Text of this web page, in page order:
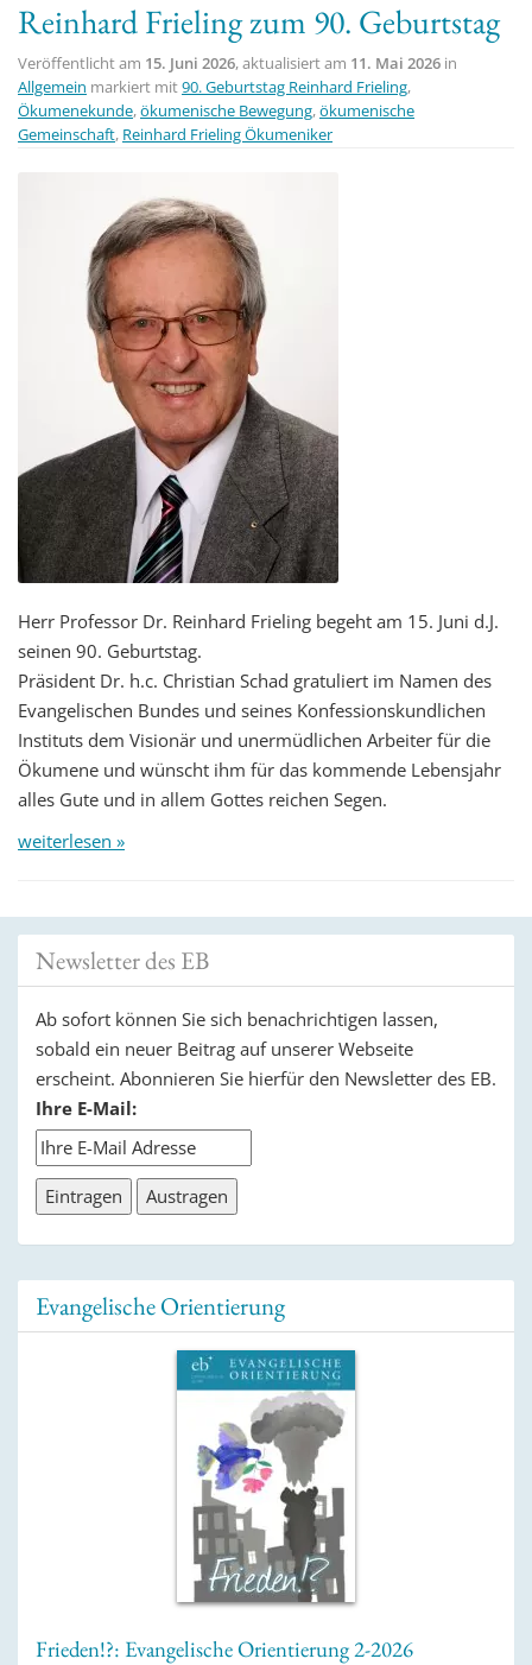
t
Reinhard Frieling zum 90. Geburtstag
Veröffentlicht am 15. Juni 2026, aktualisiert am 11. Mai 2026 in
Allgemein markiert mit90. Geburtstag Reinhard Frieling,
Ökumenekunde,ökumenische Bewegung,ökumenische
Gemeinschaft, Reinhard Frieling Ökumeniker
Herr Professor Dr. Reinhard Frieling begeht am 15. Juni d.J.
seinen 90. Geburtstag.
Präsident Dr. h.c. Christian Schad gratuliert im Namen des
Evangelischen Bundes und seines Konfessionskundlichen
Instituts dem Visionär und unermüdlichen Arbeiter für die
Ökumene und wünscht ihm für das kommende Lebensjahr
alles Gute und in allem Gottes reichen Segen.
weiterlesen »
Newsletter des EB
Ab sofort können Sie sich benachrichtigen lassen,
sobald ein neuer Beitrag auf unserer Webseite
erscheint. Abonnieren Sie hierfür den Newsletter des EB.
Ihre E-Mail:
Evangelische Orientierung
Frieden!?: Evangelische Orientierung 2-2026